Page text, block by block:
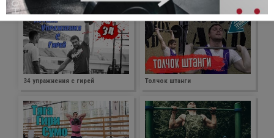
34 упражнения с гирей Толчок штанги